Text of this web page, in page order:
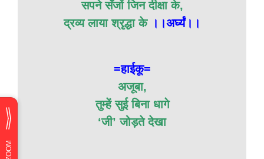
सपने सँजों जिन दीक्षा के,
द्रव्य लाया श्रृद्धा के ।।अर्घ्यं।।
=हाईकू=
अजूबा,
तुम्हें सुई बिना धागे
‘जी’ जोड़ते देखा